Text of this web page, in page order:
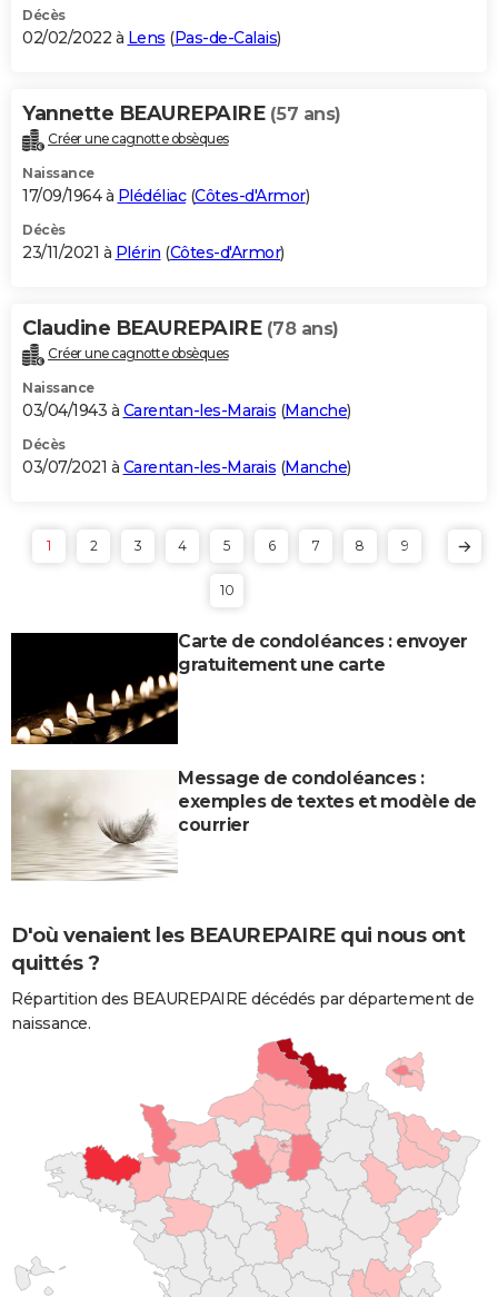
Décès
02/02/2022 à Lens (Pas-de-Calais)
Yannette BEAUREPAIRE (57 ans)
Créer une cagnotte obsèques
Naissance
17/09/1964 à Plédéliac(Côtes-d'Armor)
Décès
23/11/2021 à Plérin (Côtes-d'Armor)
Claudine BEAUREPAIRE (78 ans)
Créer une cagnotte obsèques
Naissance
03/04/1943 à Carentan-les-Marais (Manche)
Décès
03/07/2021 à Carentan-les-Marais (Manche)
1 2 3 4 5 6 7 8 9
10
Carte de condoléances : envoyer
gratuitement une carte
Message de condoléances :
exemples de textes et modèle de
courrier
D'où venaient les BEAUREPAIRE qui nous ont
quittés ?
Répartition des BEAUREPAIRE décédés par département de
naissance.